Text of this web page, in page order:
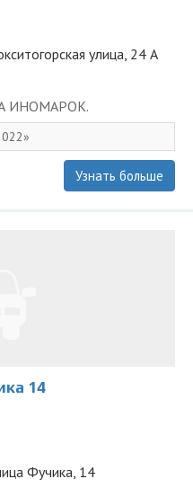
улица, 24 А
ИНОМАРОК.
Узнать больше
14
Фучика, 14